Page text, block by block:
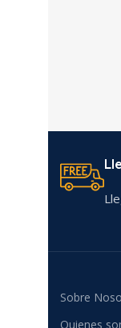
Sobre
Quienes